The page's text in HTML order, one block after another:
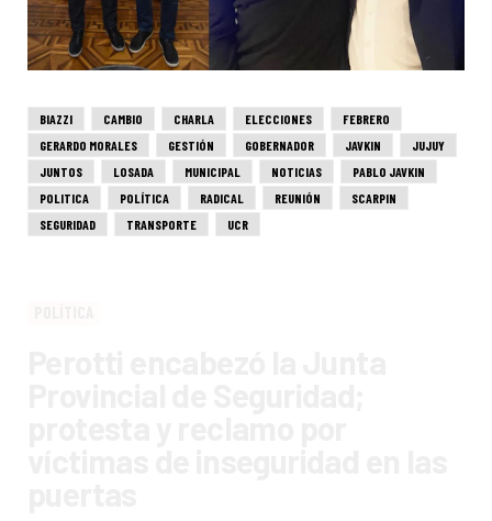
BIAZZI CAMBIO CHARLA ELECCIONES
FEBRERO
GERARDO MORALES
GESTIÓN GOBERNADOR JAVKIN
JUJUY
JUNTOS
LOSADA MUNICIPAL NOTICIAS
PABLO JAVKIN
POLITICA
POLÍTICA RADICAL REUNIÓN
SCARPIN
SEGURIDAD
TRANSPORTE UCR